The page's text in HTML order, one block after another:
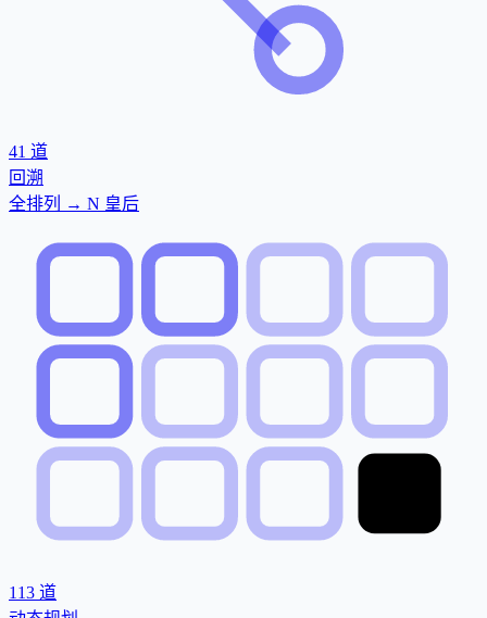
41 道
回溯
全排列 → N 皇后
113 道